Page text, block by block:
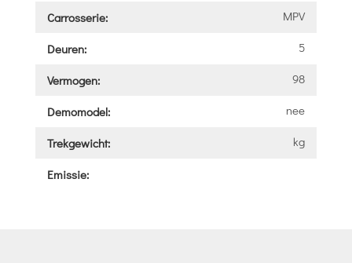
Carrosserie: MPV
Deuren: 5
Vermogen: 98
Demomodel: nee
Trekgewicht: kg
Emissie: